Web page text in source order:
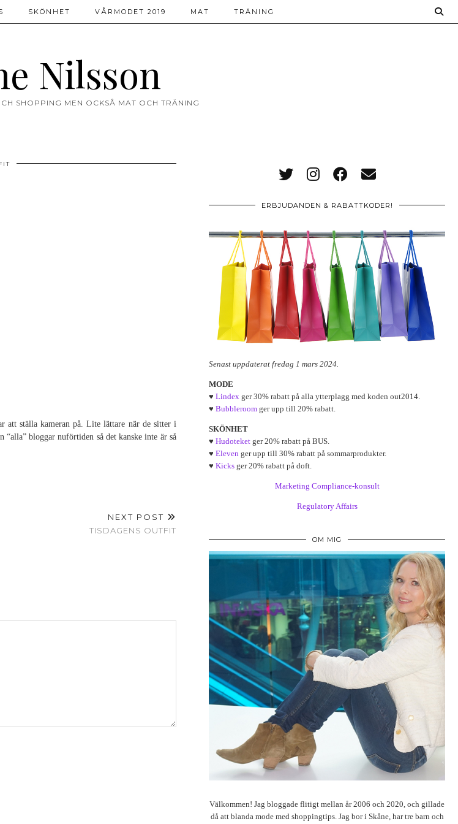
Nilsson
SHOPPING MEN OCKSÅ MAT OCH TRÄNING
SKÖNHET VÅRMODET 2019 MAT TRÄNING
att ställa kameran på. Lite lättare när de sitter i
bloggar nuförtiden så det kanske inte är så
NEXT POST
TISDAGENS OUTFIT
ERBJUDANDEN & RABATTKODER!
Senast uppdaterat fredag 1 mars 2024.
MODE
♥ Lindex ger 30% rabatt på alla ytterplagg med koden out2014.
♥ Bubbleroom ger upp till 20% rabatt.
SKÖNHET
♥ Hudoteket ger 20% rabatt på BUS.
♥ Eleven ger upp till 30% rabatt på sommarprodukter.
♥ Kicks ger 20% rabatt på doft.
Marketing Compliance-konsult
Regulatory Affairs
OM MIG
Välkommen! Jag bloggade flitigt mellan år 2006 och 2020, och gillade
då att blanda mode med shoppingtips. Jag bor i Skåne, har tre barn och